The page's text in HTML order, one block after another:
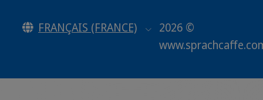
FRANÇAIS (FRANCE)
2026 ©